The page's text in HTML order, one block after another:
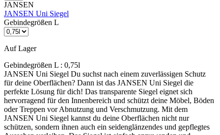
JANSEN
JANSEN Uni Siegel
Gebindegrößen L
Auf Lager
Gebindegrößen L : 0,75l
JANSEN Uni Siegel Du suchst nach einem zuverlässigen Schutz
für deine Oberflächen? Dann ist das JANSEN Uni Siegel die
perfekte Lösung für dich! Das transparente Siegel eignet sich
hervorragend für den Innenbereich und schützt deine Möbel, Böden
oder Treppen vor Abnutzung und Verschmutzung. Mit dem
JANSEN Uni Siegel kannst du deine Oberflächen nicht nur
schützen, sondern ihnen auch ein seidenglänzendes und gepflegtes